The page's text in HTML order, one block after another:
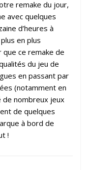
remake du jour,
avec quelques
d’heures à
en plus
ce remake de
du jeu de
en passant par
(notamment en
de nombreux jeux
de quelques
à bord de
!